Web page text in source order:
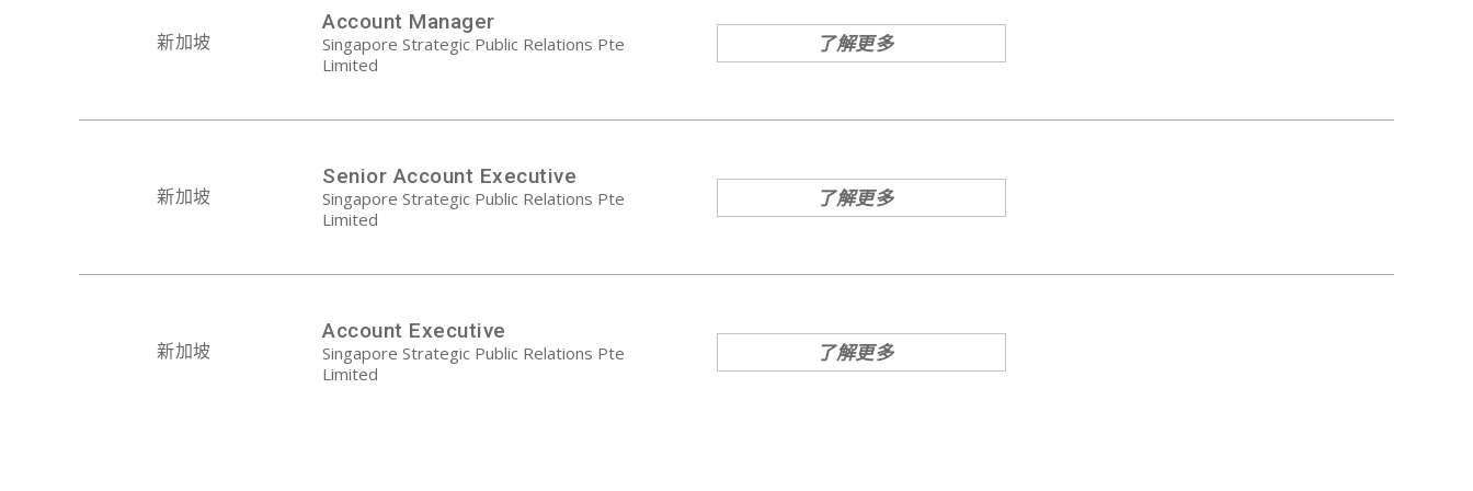
新加坡
Account Manager
Singapore Strategic Public Relations Pte
Limited
了解更多
新加坡
Senior Account Executive
Singapore Strategic Public Relations Pte
Limited
了解更多
新加坡
Account Executive
Singapore Strategic Public Relations Pte
Limited
了解更多